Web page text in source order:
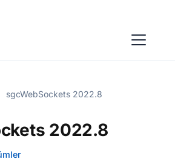
sgcWebSockets 2022.8
2022.8